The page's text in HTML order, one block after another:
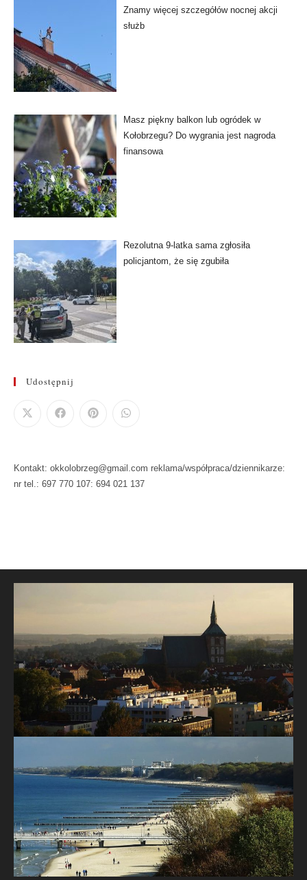
Znamy więcej szczegółów nocnej akcji
służb
Masz piękny balkon lub ogródek w
Kołobrzegu? Do wygrania jest nagroda
finansowa
Rezolutna 9-latka sama zgłosiła
policjantom, że się zgubiła
Udostępnij
Kontakt: okkolobrzeg@gmail.com reklama/współpraca/dziennikarze:
nr tel.: 697 770 107: 694 021 137